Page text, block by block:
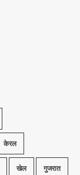
केरल
खेल गुजरात